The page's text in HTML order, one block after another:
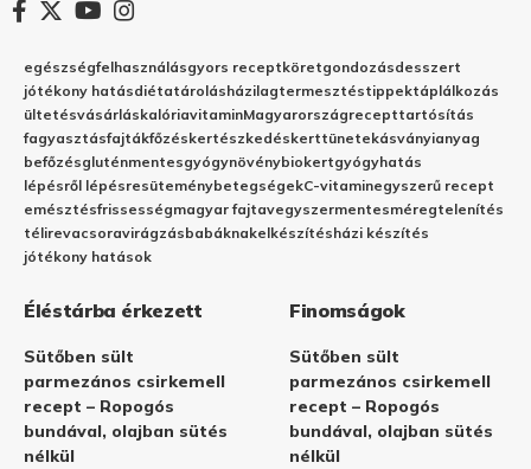
egészségfelhasználásgyors receptköretgondozásdesszert
jótékony hatásdiétatárolásházilagtermesztéstippektáplálkozás
ültetésvásárláskalóriavitaminMagyarországrecepttartósítás
fagyasztásfajtákfőzéskertészkedéskerttünetekásványianyag
befőzésgluténmentesgyógynövénybiokertgyógyhatás
lépésről lépésresüteménybetegségekC-vitaminegyszerű recept
emésztésfrissességmagyar fajtavegyszermentesméregtelenítés
télirevacsoravirágzásbabáknakelkészítésházi készítés
jótékony hatások
Éléstárba érkezett
Sütőben sült
parmezános csirkemell
recept – Ropogós
bundával, olajban sütés
nélkül
Finomságok
Sütőben sült
parmezános csirkemell
recept – Ropogós
bundával, olajban sütés
nélkül